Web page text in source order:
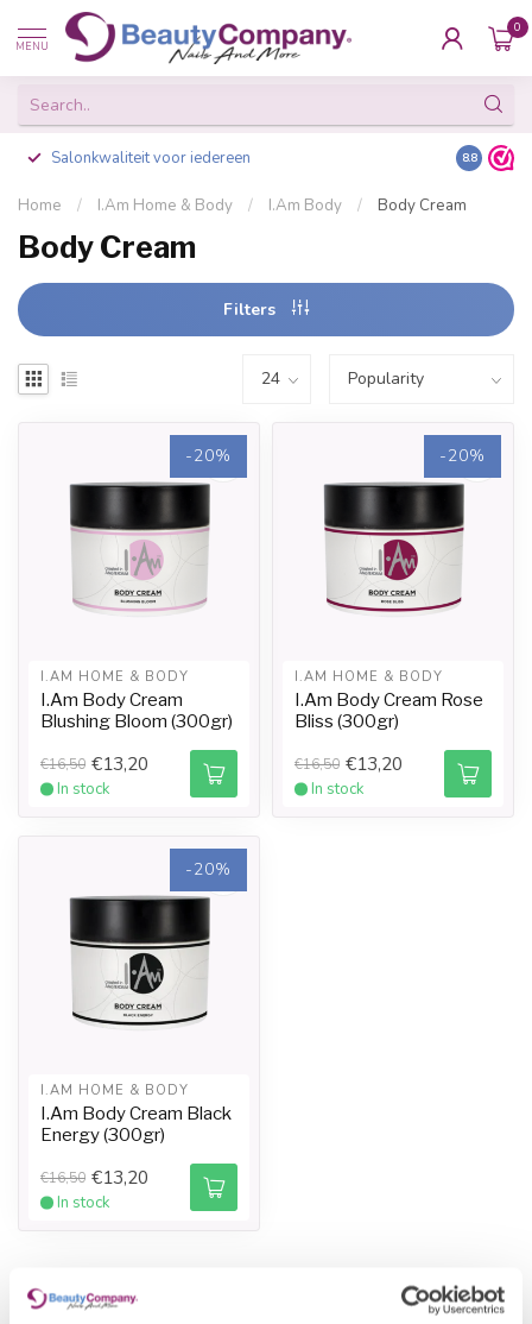
MENU
0
Salonkwaliteit voor iedereen Gratis
8.8
Home / I.Am Home & Body / I.Am Body / Body Cream
Body Cream
Filters
-20%
I.AM HOME & BODY
I.Am Body Cream
Blushing Bloom (300gr)
€16,50 €13,20
In stock
-20%
I.AM HOME & BODY
I.Am Body Cream Rose
Bliss (300gr)
€16,50 €13,20
In stock
-20%
I.AM HOME & BODY
I.Am Body Cream Black
Energy (300gr)
€16,50 €13,20
In stock